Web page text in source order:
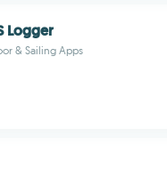
Logger
& Sailing Apps